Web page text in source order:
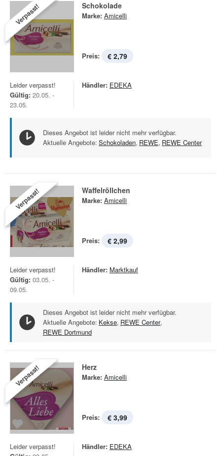
Verpasst! Schokolade
Marke: Amicelli
Preis: € 2,79
Leider verpasst!
Gültig: 20.05. -
23.05.
Händler: EDEKA
Dieses Angebot ist leider nicht mehr verfügbar.
Aktuelle Angebote: Schokoladen, REWE, REWE Center
Verpasst! Waffelröllchen
Marke: Amicelli
Preis: € 2,99
Leider verpasst!
Gültig: 03.05. -
09.05.
Händler: Marktkauf
Dieses Angebot ist leider nicht mehr verfügbar.
Aktuelle Angebote: Kekse, REWE Center,
REWE Dortmund
Verpasst! Herz
Marke: Amicelli
Preis: € 3,99
Leider verpasst!
Händler: EDEKA